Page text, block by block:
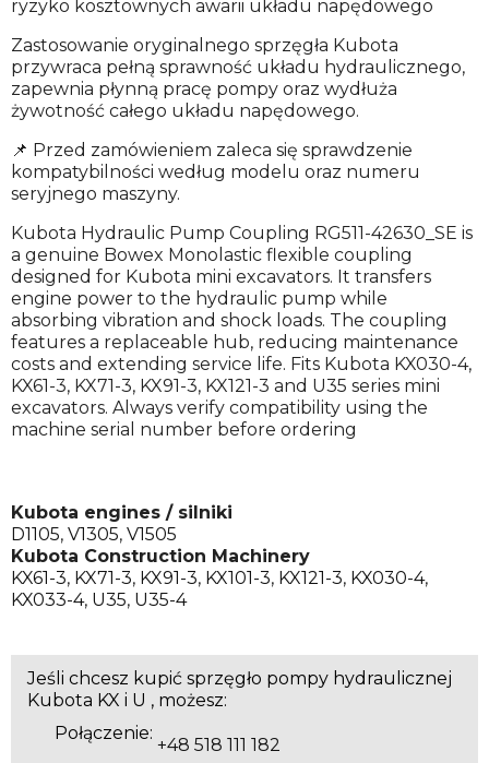
ryzyko kosztownych awarii układu napędowego
Zastosowanie oryginalnego sprzęgła Kubota
przywraca pełną sprawność układu hydraulicznego,
zapewnia płynną pracę pompy oraz wydłuża
żywotność całego układu napędowego.
📌 Przed zamówieniem zaleca się sprawdzenie
kompatybilności według modelu oraz numeru
seryjnego maszyny.
Kubota Hydraulic Pump Coupling RG511-42630_SE is
a genuine Bowex Monolastic flexible coupling
designed for Kubota mini excavators. It transfers
engine power to the hydraulic pump while
absorbing vibration and shock loads. The coupling
features a replaceable hub, reducing maintenance
costs and extending service life. Fits Kubota KX030-4,
KX61-3, KX71-3, KX91-3, KX121-3 and U35 series mini
excavators. Always verify compatibility using the
machine serial number before ordering
Kubota engines / silniki
D1105, V1305, V1505
Kubota Construction Machinery
KX61-3, KX71-3, KX91-3, KX101-3, KX121-3, KX030-4,
KX033-4, U35, U35-4
Jeśli chcesz kupić sprzęgło pompy hydraulicznej
Kubota KX i U , możesz:
Połączenie:
+48 518 111 182